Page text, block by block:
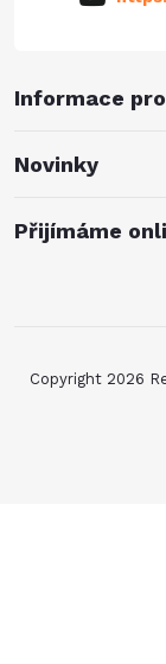
Informace
Novinky
Přijímáme
Copyright 2026